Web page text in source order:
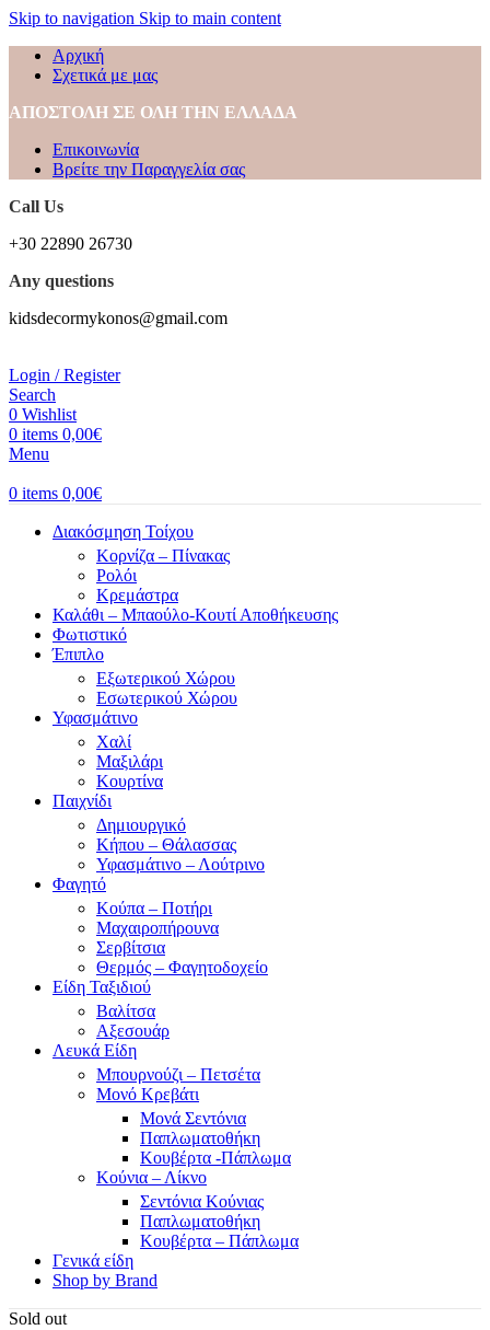
Skip to navigation Skip to main content
Αρχική
Σχετικά με μας
ΑΠΟΣΤΟΛΗ ΣΕ ΟΛΗ ΤΗΝ ΕΛΛΑΔΑ
Επικοινωνία
Βρείτε την Παραγγελία σας
Call Us
+30 22890 26730
Any questions
kidsdecormykonos@gmail.com
Login / Register
Search
0 Wishlist
0 items 0,00€
Menu
0 items 0,00€
Διακόσμηση Τοίχου
Κορνίζα – Πίνακας
Ρολόι
Κρεμάστρα
Καλάθι – Μπαούλο-Κουτί Αποθήκευσης
Φωτιστικό
Έπιπλο
Εξωτερικού Χώρου
Εσωτερικού Χώρου
Υφασμάτινο
Χαλί
Μαξιλάρι
Κουρτίνα
Παιχνίδι
Δημιουργικό
Κήπου – Θάλασσας
Υφασμάτινο – Λούτρινο
Φαγητό
Κούπα – Ποτήρι
Μαχαιροπήρουνα
Σερβίτσια
Θερμός – Φαγητοδοχείο
Είδη Ταξιδιού
Βαλίτσα
Αξεσουάρ
Λευκά Είδη
Μπουρνούζι – Πετσέτα
Μονό Κρεβάτι
Μονά Σεντόνια
Παπλωματοθήκη
Κουβέρτα -Πάπλωμα
Κούνια – Λίκνο
Σεντόνια Κούνιας
Παπλωματοθήκη
Κουβέρτα – Πάπλωμα
Γενικά είδη
Shop by Brand
Sold out